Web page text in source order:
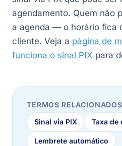
agendamento. Quem não
a agenda — o horário fica
cliente. Veja a página de
funciona o sinal PIX para
TERMOS RELACIONADOS
Sinal via PIX Taxa de
Lembrete automático